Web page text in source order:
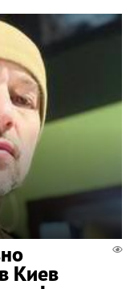
Киев